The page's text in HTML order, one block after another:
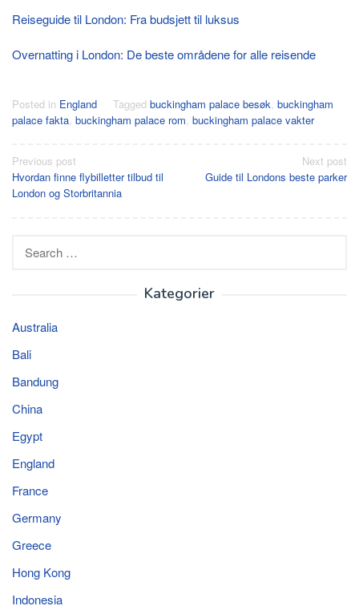
Reiseguide til London: Fra budsjett til luksus
Overnatting i London: De beste områdene for alle reisende
Posted in England Tagged buckingham palace besøk, buckingham
palace fakta, buckingham palace rom, buckingham palace vakter
Post
navigation
Previous post
Hvordan finne flybilletter tilbud til
London og Storbritannia
Next post
Guide til Londons beste parker
Search
Kategorier
Australia
Bali
Bandung
China
Egypt
England
France
Germany
Greece
Hong Kong
Indonesia